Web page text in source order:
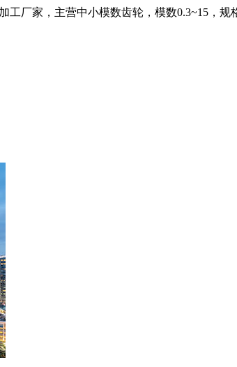
厂家，主营中小模数齿轮，模数0.3~15，规